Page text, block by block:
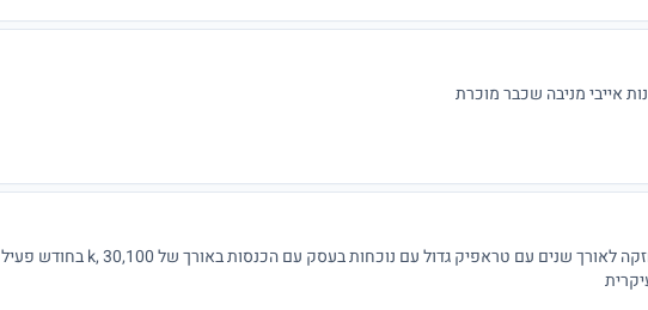
בן 20 מחפש השקעה יציבה עמידה וחזקה לאורך שנים עם טראפיק גדול עם נוכחות בעסק עם הכנסות באורך של 30,100 ,k בחודש פעיל